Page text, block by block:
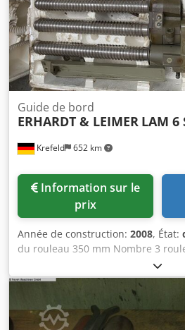
Krefeld 652 km
Guide de bord
ERHARDT & LEIMER LAM 6
prix
Année de construction: 2008, État:
du rouleau 350 mm Nombre 3
Entraînement électrique kW 1
d'occasion, pour le guidage de
enroulés (tricot) Djdpfx Akow Tm
entraînement électrique, version
pour la paire,